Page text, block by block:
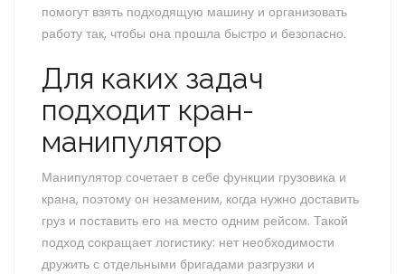
помогут взять подходящую машину и организовать
работу так, чтобы она прошла быстро и безопасно.
Для каких задач
подходит кран-
манипулятор
Манипулятор сочетает в себе функции грузовика и
крана, поэтому он незаменим, когда нужно доставить
груз и поставить его на место одним рейсом. Такой
подход сокращает логистику: нет необходимости
дружить с отдельными бригадами разгрузки и